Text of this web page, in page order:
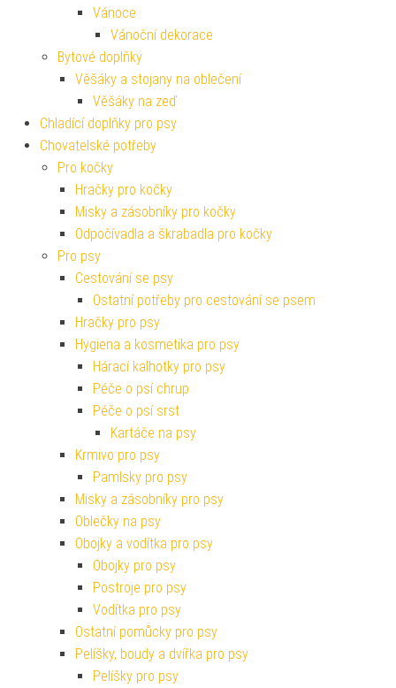
Vánoce
Vánoční dekorace
Bytové doplňky
Věšáky a stojany na oblečení
Věšáky na zeď
Chladící doplňky pro psy
Chovatelské potřeby
Pro kočky
Hračky pro kočky
Misky a zásobníky pro kočky
Odpočívadla a škrabadla pro kočky
Pro psy
Cestování se psy
Ostatní potřeby pro cestování se psem
Hračky pro psy
Hygiena a kosmetika pro psy
Hárací kalhotky pro psy
Péče o psí chrup
Péče o psí srst
Kartáče na psy
Krmivo pro psy
Pamlsky pro psy
Misky a zásobníky pro psy
Oblečky na psy
Obojky a vodítka pro psy
Obojky pro psy
Postroje pro psy
Vodítka pro psy
Ostatní pomůcky pro psy
Pelíšky, boudy a dvířka pro psy
Pelíšky pro psy